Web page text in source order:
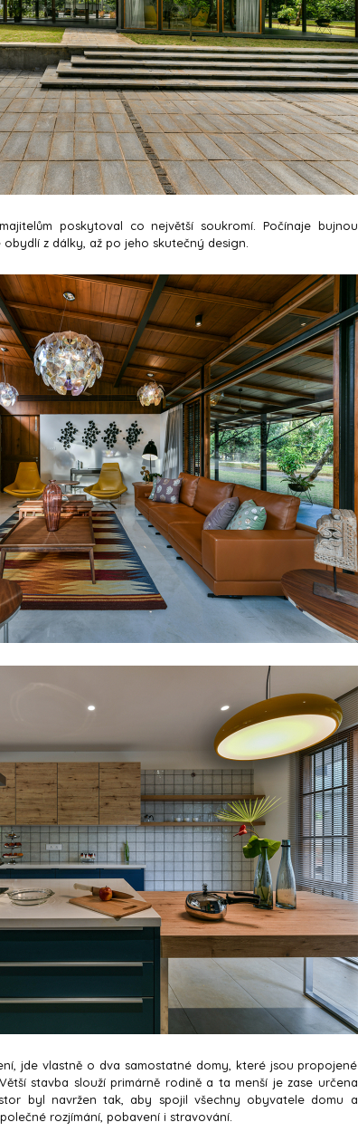
poskytoval co největší soukromí. Počínaje bujnou
z dálky, až po jeho skutečný design.
jde vlastně o dva samostatné domy, které jsou propojené
stavba slouží primárně rodině a ta menší je zase určena
byl navržen tak, aby spojil všechny obyvatele domu a
rozjímání, pobavení i stravování.